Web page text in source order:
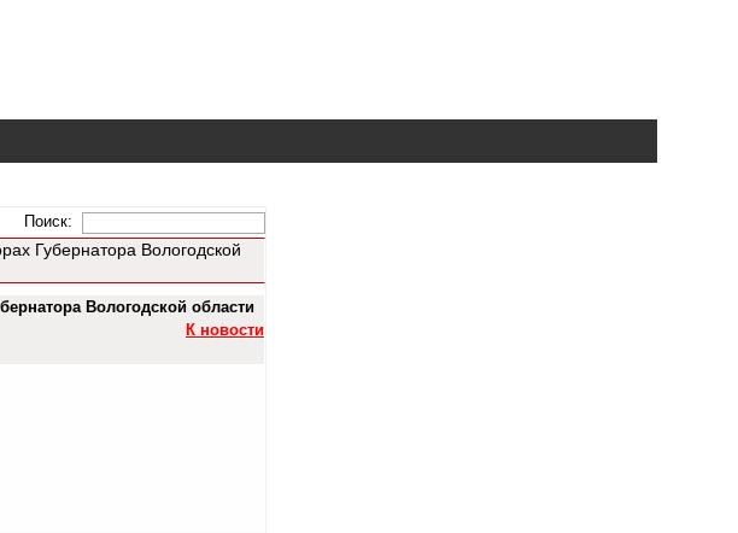
Поиск:
Губернатора Вологодской
Вологодской области
К новости